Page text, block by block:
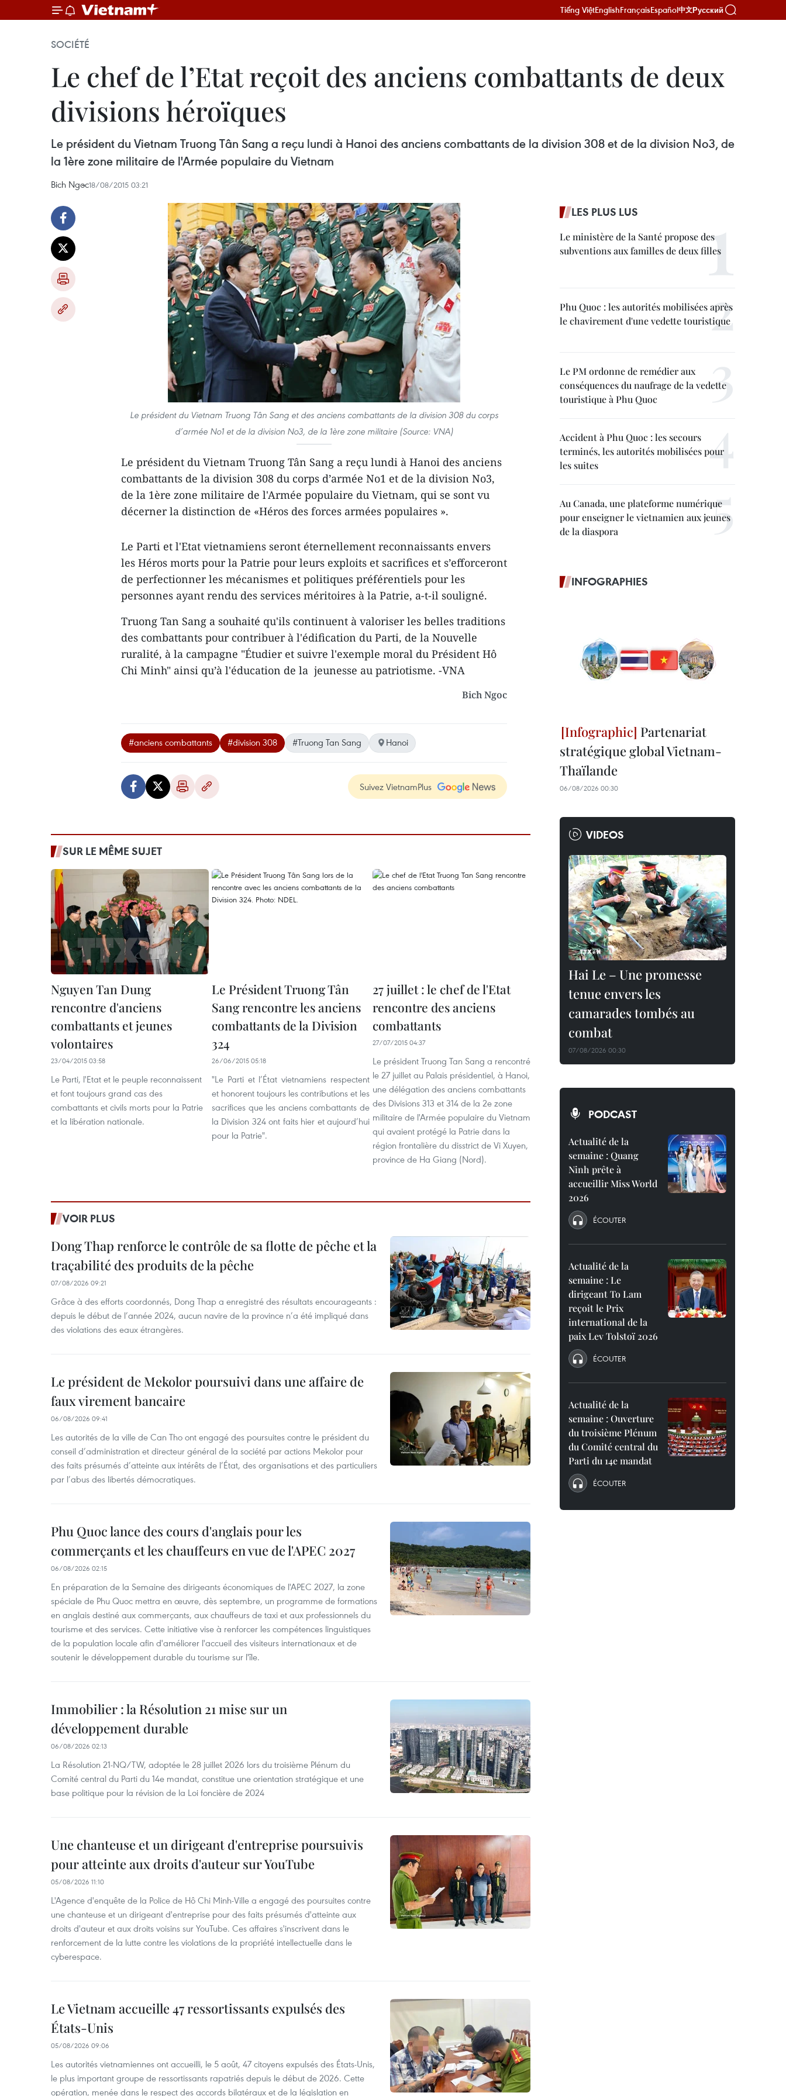
Tiếng ViệtEnglishFrançaisEspañol中文Русский
SOCIÉTÉ
Le chef de l’Etat reçoit des anciens combattants de deux
divisions héroïques
Le président du Vietnam Truong Tân Sang a reçu lundi à Hanoi des anciens combattants de la division 308 et de la division No3, de
la 1ère zone militaire de l'Armée populaire du Vietnam
Bich Ngoc18/08/2015 03:21
Le président du Vietnam Truong Tân Sang et des anciens combattants de la division 308 du corps
d’armée No1 et de la division No3, de la 1ère zone militaire (Source: VNA)
Le président du Vietnam Truong Tân Sang a reçu lundi à Hanoi des anciens
combattants de la division 308 du corps d’armée No1 et de la division No3,
de la 1ère zone militaire de l'Armée populaire du Vietnam, qui se sont vu
décerner la distinction de «Héros des forces armées populaires ».
Le Parti et l'Etat vietnamiens seront éternellement reconnaissants envers
les Héros morts pour la Patrie pour leurs exploits et sacrifices et s’efforceront
de perfectionner les mécanismes et politiques préférentiels pour les
personnes ayant rendu des services méritoires à la Patrie, a-t-il souligné.
Truong Tan Sang a souhaité qu'ils continuent à valoriser les belles traditions
des combattants pour contribuer à l'édification du Parti, de la Nouvelle
ruralité, à la campagne "Étudier et suivre l'exemple moral du Président Hô
Chi Minh" ainsi qu’à l'éducation de la jeunesse au patriotisme. -VNA
Bich Ngoc
#anciens combattants #division 308 #Truong Tan Sang Hanoi
Suivez VietnamPlus
SUR LE MÊME SUJET
Nguyen Tan Dung
rencontre d'anciens
combattants et jeunes
volontaires
23/04/2015 03:58
Le Parti, l'Etat et le peuple reconnaissent
et font toujours grand cas des
combattants et civils morts pour la Patrie
et la libération nationale.
Le Président Truong Tân
Sang rencontre les anciens
combattants de la Division
324
26/06/2015 05:18
"Le Parti et l’État vietnamiens respectent
et honorent toujours les contributions et les
sacrifices que les anciens combattants de
la Division 324 ont faits hier et aujourd’hui
pour la Patrie".
27 juillet : le chef de l'Etat
rencontre des anciens
combattants
27/07/2015 04:37
Le président Truong Tan Sang a rencontré
le 27 juillet au Palais présidentiel, à Hanoi,
une délégation des anciens combattants
des Divisions 313 et 314 de la 2e zone
militaire de l'Armée populaire du Vietnam
qui avaient protégé la Patrie dans la
région frontalière du disstrict de Vi Xuyen,
province de Ha Giang (Nord).
VOIR PLUS
Dong Thap renforce le contrôle de sa flotte de pêche et la
traçabilité des produits de la pêche
07/08/2026 09:21
Grâce à des efforts coordonnés, Dong Thap a enregistré des résultats encourageants :
depuis le début de l’année 2024, aucun navire de la province n’a été impliqué dans
des violations des eaux étrangères.
Le président de Mekolor poursuivi dans une affaire de
faux virement bancaire
06/08/2026 09:41
Les autorités de la ville de Can Tho ont engagé des poursuites contre le président du
conseil d’administration et directeur général de la société par actions Mekolor pour
des faits présumés d’atteinte aux intérêts de l’État, des organisations et des particuliers
par l’abus des libertés démocratiques.
Phu Quoc lance des cours d'anglais pour les
commerçants et les chauffeurs en vue de l'APEC 2027
06/08/2026 02:15
En préparation de la Semaine des dirigeants économiques de l'APEC 2027, la zone
spéciale de Phu Quoc mettra en œuvre, dès septembre, un programme de formations
en anglais destiné aux commerçants, aux chauffeurs de taxi et aux professionnels du
tourisme et des services. Cette initiative vise à renforcer les compétences linguistiques
de la population locale afin d'améliorer l'accueil des visiteurs internationaux et de
soutenir le développement durable du tourisme sur l'île.
Immobilier : la Résolution 21 mise sur un
développement durable
06/08/2026 02:13
La Résolution 21-NQ/TW, adoptée le 28 juillet 2026 lors du troisième Plénum du
Comité central du Parti du 14e mandat, constitue une orientation stratégique et une
base politique pour la révision de la Loi foncière de 2024
Une chanteuse et un dirigeant d'entreprise poursuivis
pour atteinte aux droits d'auteur sur YouTube
05/08/2026 11:10
L'Agence d'enquête de la Police de Hô Chi Minh-Ville a engagé des poursuites contre
une chanteuse et un dirigeant d'entreprise pour des faits présumés d'atteinte aux
droits d'auteur et aux droits voisins sur YouTube. Ces affaires s'inscrivent dans le
renforcement de la lutte contre les violations de la propriété intellectuelle dans le
cyberespace.
Le Vietnam accueille 47 ressortissants expulsés des
États-Unis
05/08/2026 09:06
Les autorités vietnamiennes ont accueilli, le 5 août, 47 citoyens expulsés des États-Unis,
le plus important groupe de ressortissants rapatriés depuis le début de 2026. Cette
opération, menée dans le respect des accords bilatéraux et de la législation en
LES PLUS LUS
Le ministère de la Santé propose des
subventions aux familles de deux filles
Phu Quoc : les autorités mobilisées après
le chavirement d'une vedette touristique
Le PM ordonne de remédier aux
conséquences du naufrage de la vedette
touristique à Phu Quoc
Accident à Phu Quoc : les secours
terminés, les autorités mobilisées pour
les suites
Au Canada, une plateforme numérique
pour enseigner le vietnamien aux jeunes
de la diaspora
INFOGRAPHIES
Partenariat
stratégique global Vietnam-
Thaïlande
06/08/2026 00:30
VIDEOS
Hai Le – Une promesse
tenue envers les
camarades tombés au
combat
07/08/2026 00:30
PODCAST
Actualité de la
semaine : Quang
Ninh prête à
accueillir Miss World
2026
ÉCOUTER
Actualité de la
semaine : Le
dirigeant To Lam
reçoit le Prix
international de la
paix Lev Tolstoï 2026
ÉCOUTER
Actualité de la
semaine : Ouverture
du troisième Plénum
du Comité central du
Parti du 14e mandat
ÉCOUTER